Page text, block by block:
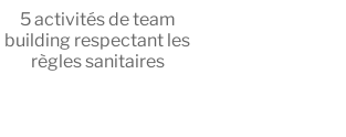
LE
5 activités de team
building respectant les
règles sanitaires